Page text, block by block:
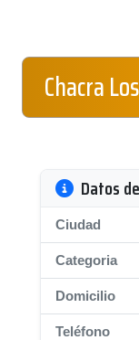
Chacra
Datos
Ciudad
Categoria
Domicilio
Teléfono